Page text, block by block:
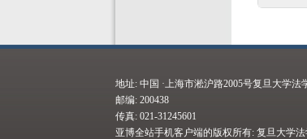
地址: 中国 ·上海市淞沪路2005号复旦大学法
邮编: 200438
传真: 021-31245601
亚博全站手机客户端的版权所有: 复旦大学法